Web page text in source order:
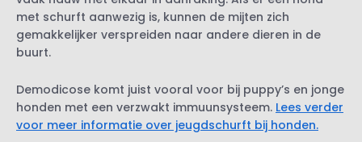
met schurft aanwezig is, kunnen de mijten zich
gemakkelijker verspreiden naar andere dieren in de
buurt.
Demodicose komt juist vooral voor bij puppy’s en jonge
honden met een verzwakt immuunsysteem. Lees verder
voor meer informatie over jeugdschurft bij honden.